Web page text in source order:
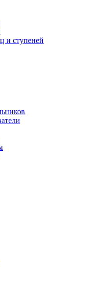
и ступеней